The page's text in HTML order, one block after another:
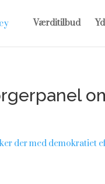
Værditilbud
der med